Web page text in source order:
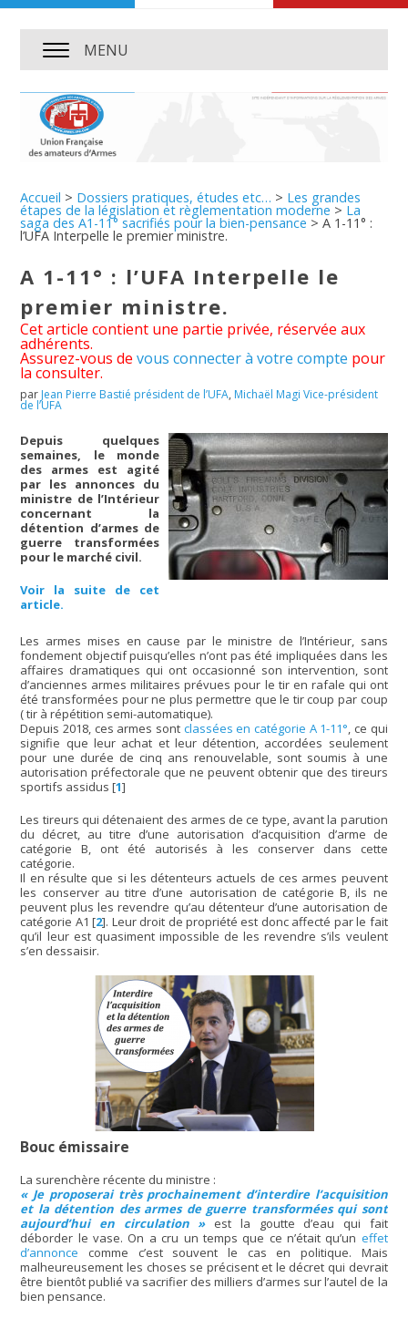
MENU
Accueil > Dossiers pratiques, études etc… > Les grandes
étapes de la législation et règlementation moderne > La
saga des A1-11° sacrifiés pour la bien-pensance >A 1-11° :
l’UFA Interpelle le premier ministre.
A 1-11° : l’UFA Interpelle le
premier ministre.
Cet article contient une partie privée, réservée aux
adhérents.
Assurez-vous devous connecter à votre compte pour
la consulter.
par Jean Pierre Bastié président de l’UFA, Michaël Magi Vice-président
de l’UFA
Depuis quelques
semaines, le monde
des armes est agité
par les annonces du
ministre de l’Intérieur
concernant la
détention d’armes de
guerre transformées
pour le marché civil.
Voir la suite de cet
article.
Les armes mises en cause par le ministre de l’Intérieur, sans
fondement objectif puisqu’elles n’ont pas été impliquées dans les
affaires dramatiques qui ont occasionné son intervention, sont
d’anciennes armes militaires prévues pour le tir en rafale qui ont
été transformées pour ne plus permettre que le tir coup par coup
( tir à répétition semi-automatique).
Depuis 2018, ces armes sont classées en catégorie A 1-11°, ce qui
signifie que leur achat et leur détention, accordées seulement
pour une durée de cinq ans renouvelable, sont soumis à une
autorisation préfectorale que ne peuvent obtenir que des tireurs
sportifs assidus [1]
Les tireurs qui détenaient des armes de ce type, avant la parution
du décret, au titre d’une autorisation d’acquisition d’arme de
catégorie B, ont été autorisés à les conserver dans cette
catégorie.
Il en résulte que si les détenteurs actuels de ces armes peuvent
les conserver au titre d’une autorisation de catégorie B, ils ne
peuvent plus les revendre qu’au détenteur d’une autorisation de
catégorie A1 [2]. Leur droit de propriété est donc affecté par le fait
qu’il leur est quasiment impossible de les revendre s’ils veulent
s’en dessaisir.
Bouc émissaire
La surenchère récente du ministre :
« Je proposerai très prochainement d’interdire l’acquisition
et la détention des armes de guerre transformées qui sont
aujourd’hui en circulation » est la goutte d’eau qui fait
déborder le vase. On a cru un temps que ce n’était qu’un effet
d’annonce comme c’est souvent le cas en politique. Mais
malheureusement les choses se précisent et le décret qui devrait
être bientôt publié va sacrifier des milliers d’armes sur l’autel de la
bien pensance.